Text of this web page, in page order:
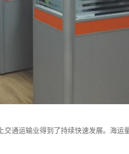
通运输业得到了持续快速发展。海运